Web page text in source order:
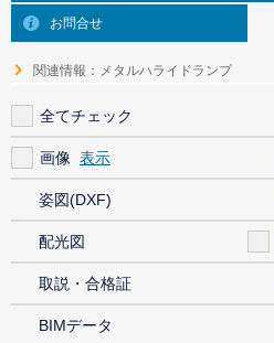
お問合せ
関連情報：メタルハライドランプ
全てチェック
画像
姿図(DXF)
配光図
取説・合格証
BIMデータ